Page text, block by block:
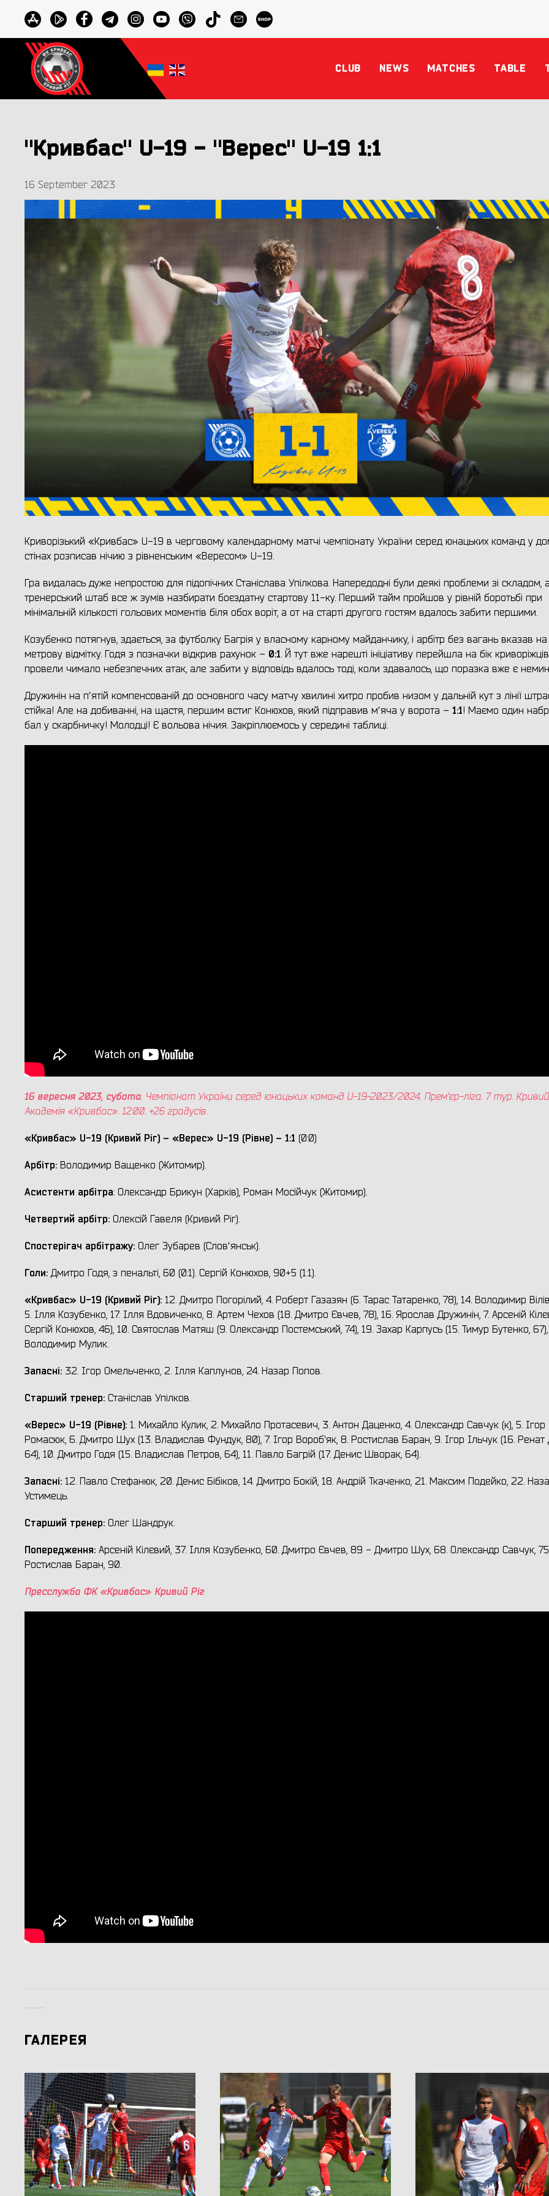
CLUB NEWS MATCHES TABLE
"Кривбас" U-19 - "Верес" U-19 1:1
16 September 2023
Криворізький «Кривбас» U-19 в черговому календарному матчі чемпіонату України серед юнацьких команд у
стінах розписав нічию з рівненським «Вересом» U-19.
Гра видалась дуже непростою для підопічних Станіслава Упілкова. Напередодні були деякі проблеми зі
тренерський штаб все ж зумів назбирати боєздатну стартову 11-ку. Перший тайм пройшов у рівній боротьбі при
мінімальній кількості гольових моментів біля обох воріт, а от на старті другого гостям вдалось забити першими.
Козубенко потягнув, здається, за футболку Багрія у власному карному майданчику, і арбітр без вагань вказав
метрову відмітку. Годя з позначки відкрив рахунок – 0:1. Й тут вже нарешті ініціативу перейшла на бік
провели чимало небезпечних атак, але забити у відповідь вдалось тоді, коли здавалось, що поразка вже є
Дружинін на пʼятій компенсованій до основного часу матчу хвилині хитро пробив низом у дальній кут з лінії
стійка! Але на добиванні, на щастя, першим встиг Конюхов, який підправив мʼяча у ворота – 1:1! Маємо один
бал у скарбничку! Молодці! Є вольова нічия. Закріплюємось у середині таблиці.
16 вересня 2023, субота. Чемпіонат України серед юнацьких команд U-19-2023/2024. Прем'єр-ліга. 7тур. Кривий
Академія «Кривбас». 12:00. +26 градусів.
«Кривбас» U-19 (Кривий Ріг) – «Верес» U-19 (Рівне) – 1:1 (0:0)
Арбітр: Володимир Ващенко (Житомир).
Асистенти арбітра: Олександр Брикун (Харків), Роман Мосійчук (Житомир).
Четвертий арбітр: Олексій Гавеля (Кривий Ріг).
Спостерігач арбітражу: Олег Зубарев (Словʼянськ).
Голи: Дмитро Годя, з пенальті, 60 (0:1). Сергій Конюхов, 90+5 (1:1).
«Кривбас» U-19 (Кривий Ріг): 12. Дмитро Погорілий, 4. Роберт Газазян (6. Тарас Татаренко, 78), 14. Володимир
5. Ілля Козубенко, 17. Ілля Вдовиченко, 8. Артем Чехов (18. Дмитро Євчев, 78), 16. Ярослав Дружинін, 7. Арсеній
Сергій Конюхов, 46), 10. Святослав Матяш (9. Олександр Постемський, 74), 19. Захар Карпусь (15. Тимур Бутенко, 67),
Володимир Мулик.
Запасні: 32. Ігор Омельченко, 2. Ілля Каплунов, 24. Назар Попов.
Старший тренер: Станіслав Упілков.
«Верес» U-19 (Рівне): 1. Михайло Кулик, 2. Михайло Протасевич, 3. Антон Даценко, 4. Олександр Савчук (к), 5. Ігор
Ромасюк, 6. Дмитро Шух (13. Владислав Фундук, 80), 7. Ігор Вороб'як, 8. Ростислав Баран, 9. Ігор Ільчук (16. Ренат
64), 10. Дмитро Годя (15. Владислав Петров, 64), 11. Павло Багрій (17. Денис Шворак, 64).
Запасні: 12. Павло Стефанюк, 20. Денис Бібіков, 14. Дмитро Бокій, 18. Андрій Ткаченко, 21. Максим Подейко, 22.
Устимець.
Старший тренер: Олег Шандрук.
Попередження: Арсеній Кілєвий, 37. Ілля Козубенко, 60. Дмитро Євчев, 89 - Дмитро Шух, 68. Олександр Савчук,
Ростислав Баран, 90.
Пресслужба ФК «Кривбас» Кривий Ріг
ГАЛЕРЕЯ